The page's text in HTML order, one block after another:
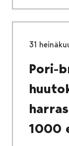
31
Pori-
1000